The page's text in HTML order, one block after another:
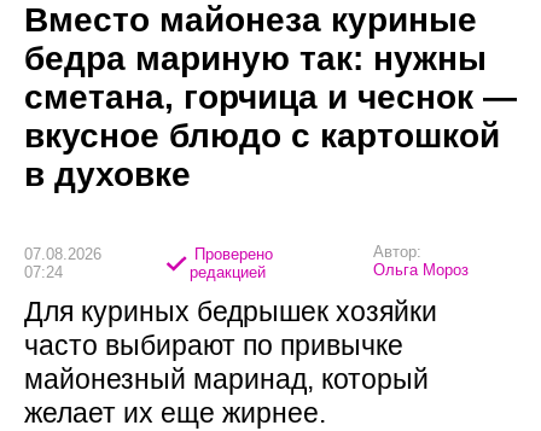
Вместо майонеза куриные
бедра мариную так: нужны
сметана, горчица и чеснок —
вкусное блюдо с картошкой
в духовке
07.08.2026
07:24
Проверено
редакцией
Автор:
Ольга Мороз
Для куриных бедрышек хозяйки
часто выбирают по привычке
майонезный маринад, который
желает их еще жирнее.